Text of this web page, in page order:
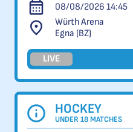
08/08/2026 14:45
Würth Arena
Egna (BZ)
LIVE
HOCKEY
UNDER 18 MATCHES